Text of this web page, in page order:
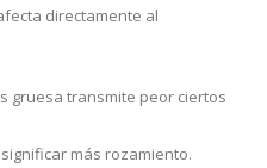
directamente al
gruesa transmite peor ciertos
más rozamiento.